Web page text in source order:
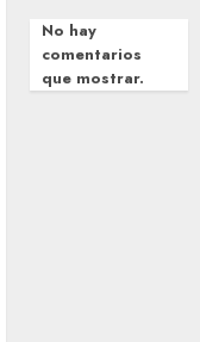
No hay
comentarios
que mostrar.